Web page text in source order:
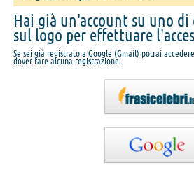
Hai già un'account su uno di
sul logo per effettuare
Se sei già registrato a Google (Gmail) potrai
dover fare alcuna registrazione.